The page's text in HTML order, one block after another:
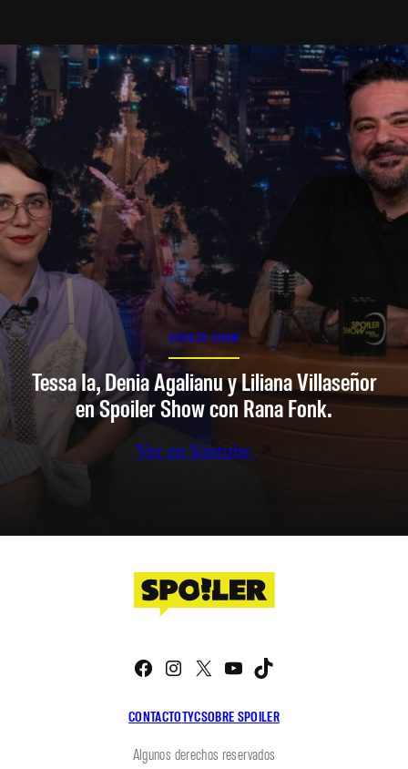
SPOILER SHOW
Tessa Ia, Denia Agalianu y Liliana Villaseñor
en Spoiler Show con Rana Fonk.
Ver en Youtube
CONTACTOTYCSOBRE SPOILER
Facebook
Instagram
X YouTube
Algunos derechos reservados